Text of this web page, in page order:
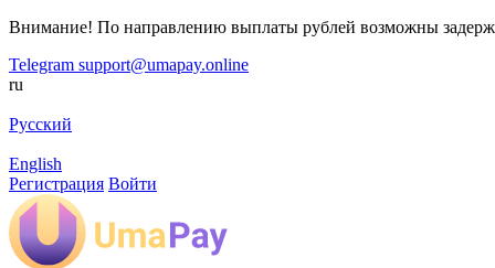
Внимание! По направлению выплаты рублей возможны
Telegram support@umapay.online
ru
Русский
English
Регистрация Войти